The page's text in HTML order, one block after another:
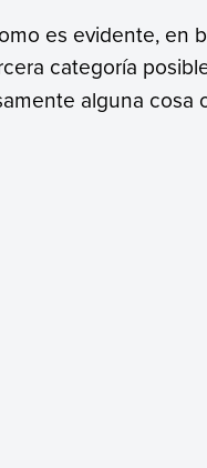
es evidente, en
categoría
alguna cosa